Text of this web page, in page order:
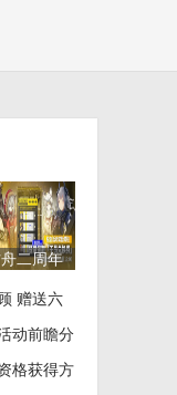
二周年
选有性
比
赠送六
动前瞻分
格获得方